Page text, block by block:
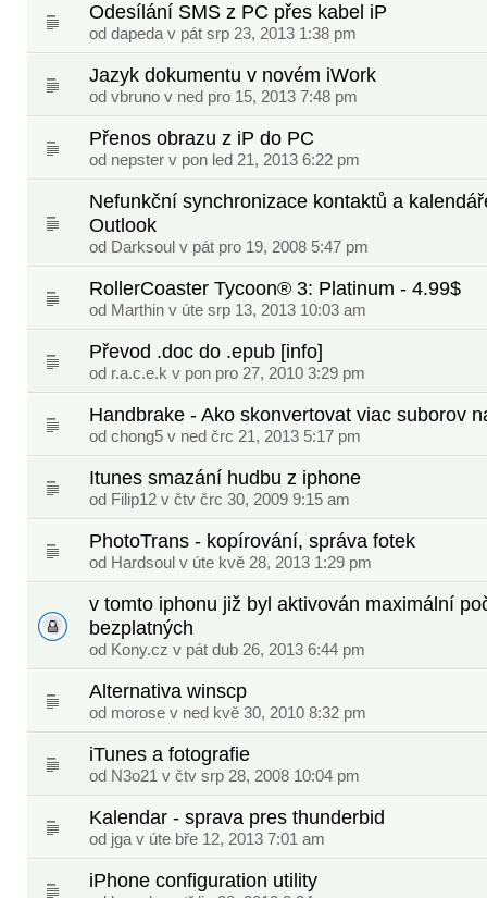
Odesílání SMS z PC přes kabel iP
od dapeda v pát srp 23, 2013 1:38 pm
Jazyk dokumentu v novém iWork
od vbruno v ned pro 15, 2013 7:48 pm
Přenos obrazu z iP do PC
od nepster v pon led 21, 2013 6:22 pm
Nefunkční synchronizace kontaktů a
Outlook
od Darksoul v pát pro 19, 2008 5:47 pm
RollerCoaster Tycoon® 3: Platinum - 4.99$
od Marthin v úte srp 13, 2013 10:03 am
Převod .doc do .epub [info]
od r.a.c.e.k v pon pro 27, 2010 3:29 pm
Handbrake - Ako skonvertovat viac suborov
od chong5 v ned črc 21, 2013 5:17 pm
Itunes smazání hudbu z iphone
od Filip12 v čtv črc 30, 2009 9:15 am
PhotoTrans - kopírování, správa fotek
od Hardsoul v úte kvě 28, 2013 1:29 pm
v tomto iphonu již byl aktivován maximální
bezplatných
od Kony.cz v pát dub 26, 2013 6:44 pm
Alternativa winscp
od morose v ned kvě 30, 2010 8:32 pm
iTunes a fotografie
od N3o21 v čtv srp 28, 2008 10:04 pm
Kalendar - sprava pres thunderbid
od jga v úte bře 12, 2013 7:01 am
iPhone configuration utility